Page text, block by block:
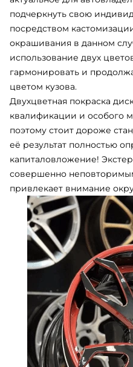
подчеркнуть свою
посредством
окрашивания в данном
использование двух
гармонировать и
цветом кузова.
Двухцветная покраска
квалификации и особого
поэтому стоит дороже
её результат полностью
капиталовложение!
совершенно
привлекает внимание